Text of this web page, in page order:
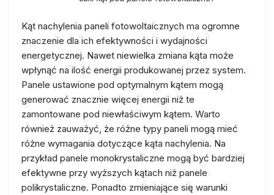
Kąt nachylenia paneli fotowoltaicznych ma ogromne
znaczenie dla ich efektywności i wydajności
energetycznej. Nawet niewielka zmiana kąta może
wpłynąć na ilość energii produkowanej przez system.
Panele ustawione pod optymalnym kątem mogą
generować znacznie więcej energii niż te
zamontowane pod niewłaściwym kątem. Warto
również zauważyć, że różne typy paneli mogą mieć
różne wymagania dotyczące kąta nachylenia. Na
przykład panele monokrystaliczne mogą być bardziej
efektywne przy wyższych kątach niż panele
polikrystaliczne. Ponadto zmieniające się warunki